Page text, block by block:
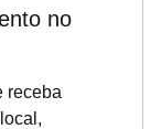
no
receba